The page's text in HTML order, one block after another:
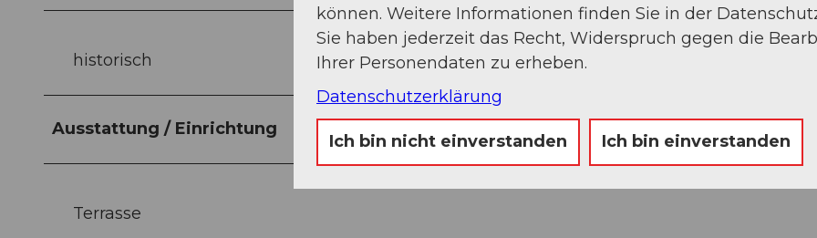
historisch
Ausstattung / Einrichtung
Terrasse
können. Weitere Informationen finden Sie in der
Sie haben jederzeit das Recht, Widerspruch gegen die
Ihrer Personendaten zu erheben.
Datenschutzerklärung
Ich bin nicht einverstanden Ich bin einverstanden